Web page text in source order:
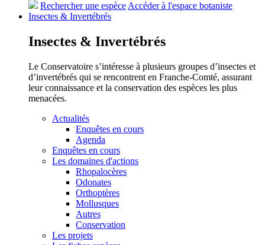
Rechercher une espèceAccéder à l'espace botaniste
Insectes & Invertébrés
Insectes & Invertébrés
Le Conservatoire s’intéresse à plusieurs groupes d’insectes et
d’invertébrés qui se rencontrent en Franche-Comté, assurant
leur connaissance et la conservation des espèces les plus
menacées.
Actualités
Enquêtes en cours
Agenda
Enquêtes en cours
Les domaines d'actions
Rhopalocères
Odonates
Orthoptères
Mollusques
Autres
Conservation
Les projets